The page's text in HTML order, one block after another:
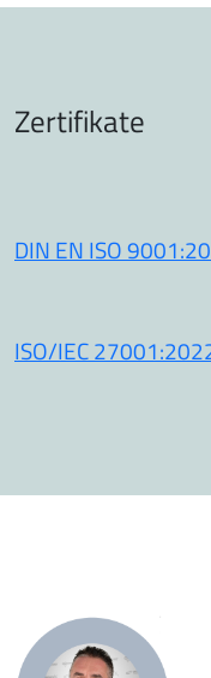
Zertifikate
DIN EN ISO
ISO/IEC